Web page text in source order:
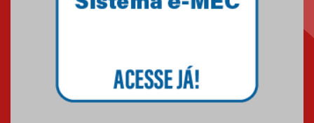
25.10.2024
Brasília conquistam medalhas
em importantes competições
de Matemática
04.10.2024